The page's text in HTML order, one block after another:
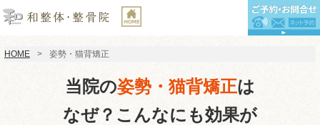
HOME 姿勢・猫背矯正
当院の姿勢・猫背矯正は
なぜ？こんなにも効果が